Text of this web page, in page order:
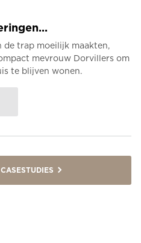
de trap moeilijk maakten,
mevrouw Dorvillers om
te blijven wonen.